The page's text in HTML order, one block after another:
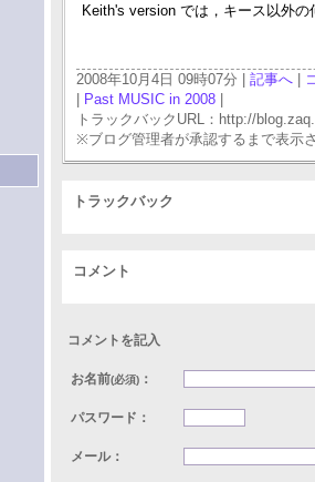
Keith's version では，キース以外
2008年10月4日 09時07分 | 記事へ
Past MUSIC in 2008
トラックバックURL：http://
※ブログ管理者が承認するまで表示
トラックバック
コメント
コメントを記入
お名前(必須) ：
パスワード：
メール：